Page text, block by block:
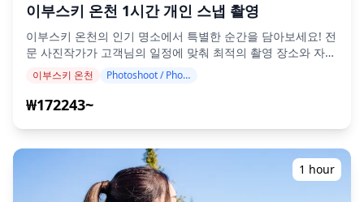
곳입니다. 이 지역은 늦은 밤까지 북적이는 이자카야와 바가
미로처럼 얽혀 있습니다. 아마미 오시마에서는 시마우타(섬 노
래) 공연과 현지 흑설탕 소주를 즐길 수 있는 이자카야에서 독
특한 섬 문화를 경험할 수 있습니다. 이부스키와 마쿠라자키와
같은 항구 도시에서는 신선한 가다랑어 요리가 메뉴를 장식하
남의 장소 역할을 하며 가고시마 소주 문화에 흠뻑 빠져들기에
완벽합니다. 일부 장소에서는 영어가 통하지 않을 수 있지만,
호하는 지역에서 술집 투어가 가능한지 확인해 드리므로 부담
없이 예약해주세요. ![]
(https://assets.hldycdn.com/2c5da75c-f9cc-4904-be51-
이부스키 온천 1시간 개인 스냅 촬영
이부스키 온천의 인기 명소에서 특별한 순간을 담아보세요! 전
문 사진작가가 고객님의 일정에 맞춰 최적의 촬영 장소와 자연
스러운 구도를 찾아드립니다. (원하는 장소를 알려주세요!) 이
부스키 온천 어디든 촬영 가능하며, 최소 3일 전 예약 필수입니
다. 영어/일본어 가능 사진작가를 배정해 드립니다. 100장 이
선택하여 분위기와 색감을 보정한 최종본을 받아보실 수 있습
니다. 이부스키 온천에서의 소중한 추억을 사진으로 간직하세
되는 사진 수가 줄어들 수 있습니다. ・촬영 예정일 3일 전 해
당 지역에 비 예보가 있거나, 당일 예기치 않게 비가 올 경우,
이부스키 온천 Photoshoot / Photo tour
₩172243~
1 hour